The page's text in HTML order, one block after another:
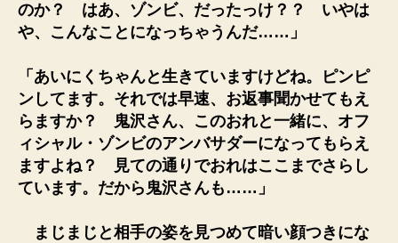
のか？ はあ、ゾンビ、だったっけ？？ いやは
や、こんなことになっちゃうんだ……」
「あいにくちゃんと生きていますけどね。ピンピ
ンしてます。それでは早速、お返事聞かせてもえ
らますか？ 鬼沢さん、このおれと一緒に、オフ
ィシャル・ゾンビのアンバサダーになってもらえ
ますよね？ 見ての通りでおれはここまでさらし
ています。だから鬼沢さんも……」
まじまじと相手の姿を見つめて暗い顔つきにな